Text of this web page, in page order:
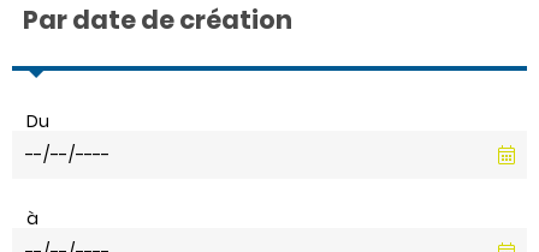
Par date de création
Du
à